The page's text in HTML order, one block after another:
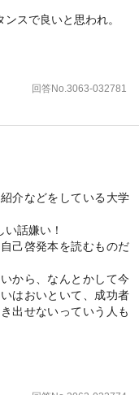
スで良いと思われ。
回答No.3063-032781
介などをしている大学
話嫌い！
己啓発本を読むものだ
から、なんとかして今
はおいといて、成功者
出せないっていう人も